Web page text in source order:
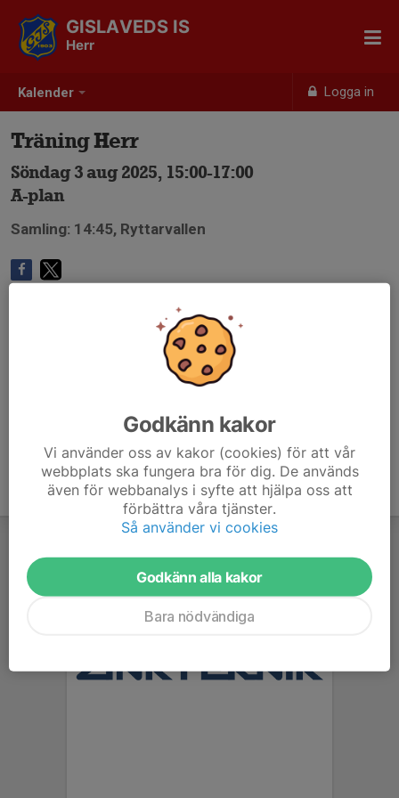
Kalender Logga in
GISLAVEDS IS
Herr
Träning Herr
Söndag 3 aug 2025, 15:00-17:00
A-plan
Samling: 14:45, Ryttarvallen
Godkänn kakor
Vi använder oss av kakor (cookies) för att vår
webbplats ska fungera bra för dig. De används
även för webbanalys i syfte att hjälpa oss att
förbättra våra tjänster.
Så använder vi cookies
Godkänn alla kakor
Bara nödvändiga